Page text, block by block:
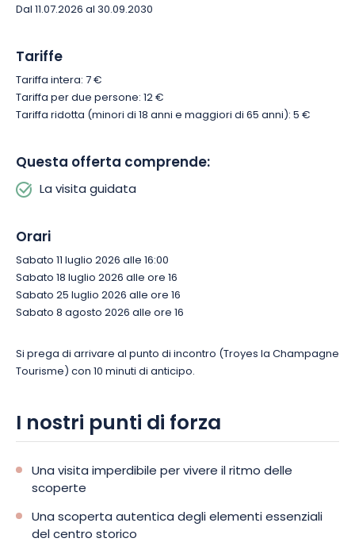
Dal 11.07.2026 al 30.09.2030
Tariffe
Tariffa intera: 7 €
Tariffa per due persone: 12 €
Tariffa ridotta (minori di 18 anni e maggiori di 65 anni): 5 €
Questa offerta comprende:
La visita guidata
Orari
Sabato 11 luglio 2026 alle 16:00
Sabato 18 luglio 2026 alle ore 16
Sabato 25 luglio 2026 alle ore 16
Sabato 8 agosto 2026 alle ore 16
Si prega di arrivare al punto di incontro (Troyes la Champagne
Tourisme) con 10 minuti di anticipo.
I nostri punti di forza
Una visita imperdibile per vivere il ritmo delle
scoperte
Una scoperta autentica degli elementi essenziali
del centro storico